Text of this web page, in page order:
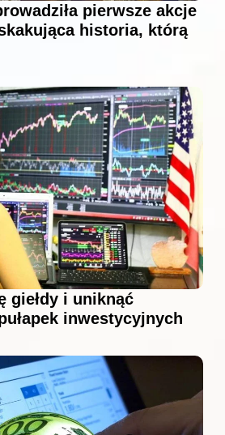
pierwsze akcje
historia, którą
giełdy i uniknąć
inwestycyjnych